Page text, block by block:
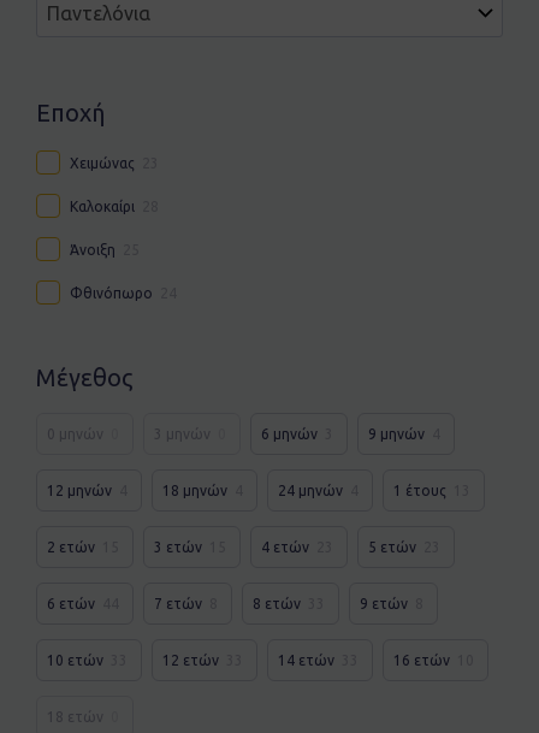
Εποχή
Χειμώνας
Καλοκαίρι
Άνοιξη
Φθινόπωρο
Μέγεθος
0 μηνών 3 μηνών 6 μηνών 9 μηνών
12 μηνών 18 μηνών 24 μηνών 1 έτους
2 ετών 3 ετών 4 ετών 5 ετών
6 ετών 7 ετών 8 ετών 9 ετών
10 ετών 12 ετών 14 ετών 16 ετών
18 ετών